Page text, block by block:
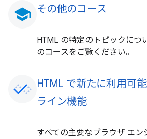
school その他のコース
HTML の特定のトピックにつ
のコースをご覧ください。
HTML で新たに利用可
ライン機能
すべての主要なブラウザ エ